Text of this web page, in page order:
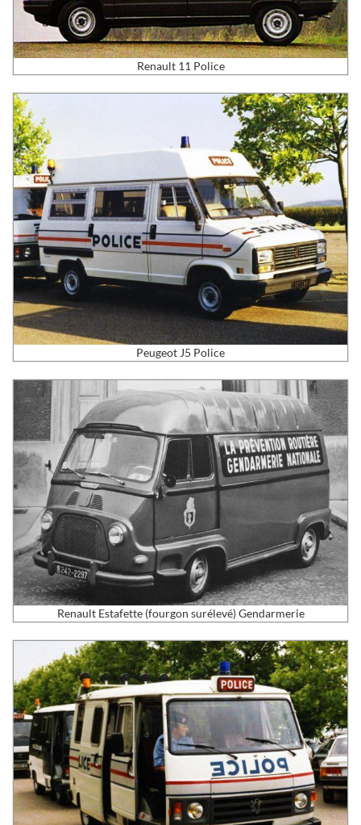
Renault 11 Police
Peugeot J5 Police
Renault Estafette (fourgon surélevé) Gendarmerie